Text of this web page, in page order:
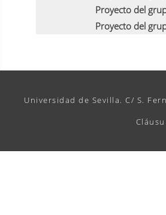
Proyecto del
Proyecto del
Universidad de Sevilla. C/ S.